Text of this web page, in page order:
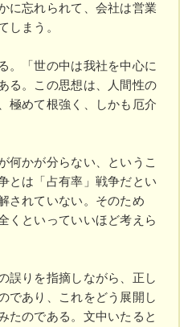
に忘れられて、会社は営業
しまう。
。「世の中は我社を中心に
る。この思想は、人間性の
極めて根強く、しかも厄介
かが分らない、というこ
とは「占有率」戦争だとい
されていない。そのため
くといっていいほど考えら
誤りを指摘しながら、正し
であり、これをどう展開し
たのである。文中いたると